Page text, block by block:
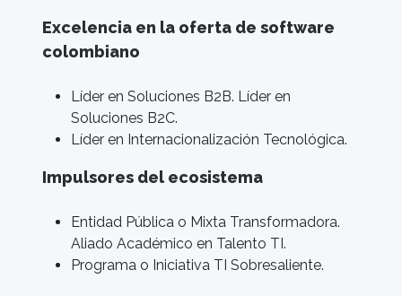
Excelencia en la oferta de software
colombiano
Líder en Soluciones B2B. Líder en
Soluciones B2C.
Líder en Internacionalización Tecnológica.
Impulsores del ecosistema
Entidad Pública o Mixta Transformadora.
Aliado Académico en Talento TI.
Programa o Iniciativa TI Sobresaliente.